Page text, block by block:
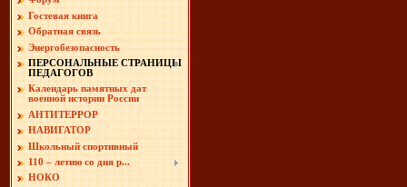
Гостевая книга
Обратная связь
Энергобезопасность
ПЕРСОНАЛЬНЫЕ СТРАНИЦЫ
ПЕДАГОГОВ
Календарь памятных дат
военной истории России
АНТИТЕРРОР
НАВИГАТОР
Школьный спортивный
110 – летию со дня р...
НОКО